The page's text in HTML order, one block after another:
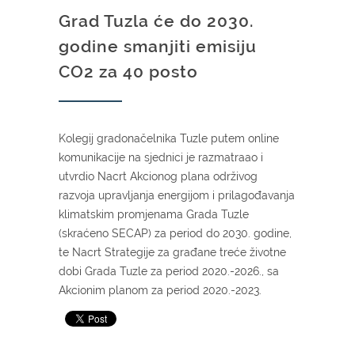
Grad Tuzla će do 2030.
godine smanjiti emisiju
CO2 za 40 posto
Kolegij gradonačelnika Tuzle putem online
komunikacije na sjednici je razmatraao i
utvrdio Nacrt Akcionog plana održivog
razvoja upravljanja energijom i prilagođavanja
klimatskim promjenama Grada Tuzle
(skraćeno SECAP) za period do 2030. godine,
te Nacrt Strategije za građane treće životne
dobi Grada Tuzle za period 2020.-2026., sa
Akcionim planom za period 2020.-2023.